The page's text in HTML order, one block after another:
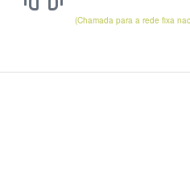
(Chamada para a rede fixa